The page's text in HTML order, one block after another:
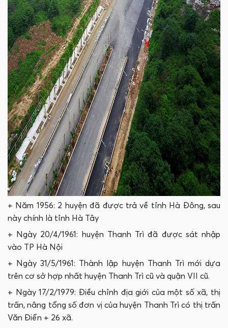
+ Năm 1956: 2 huyện đã được trả về tỉnh Hà Đông, sau
này chính là tỉnh Hà Tây
+ Ngày 20/4/1961: huyện Thanh Trì đã được sát nhập
vào TP Hà Nội
+ Ngày 31/5/1961: Thành lập huyện Thanh Trì mới dựa
trên cơ sở hợp nhất huyện Thanh Trì cũ và quận VII cũ.
+ Ngày 17/2/1979: Điều chỉnh địa giới của một số xã, thị
trấn, nâng tổng số đơn vị của huyện Thanh Trì có thị trấn
Văn Điển + 26 xã.